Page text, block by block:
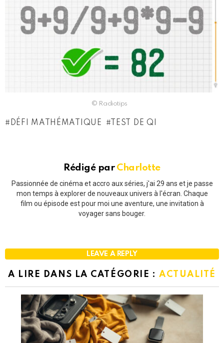
© Radiotips
DÉFI MATHÉMATIQUE TEST DE QI
Rédigé par Charlotte
Passionnée de cinéma et accro aux séries, j'ai 29 ans et je passe
mon temps à explorer de nouveaux univers à l'écran. Chaque
film ou épisode est pour moi une aventure, une invitation à
voyager sans bouger.
LEAVE A REPLY
A LIRE DANS LA CATÉGORIE : ACTUALITÉ